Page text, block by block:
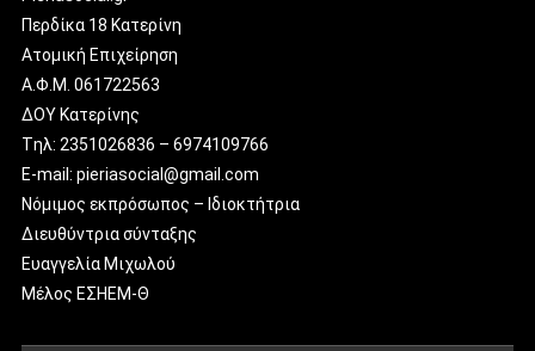
Περδίκα 18 Κατερίνη
Ατομική Επιχείρηση
Α.Φ.Μ. 061722563
ΔΟΥ Κατερίνης
Tηλ: 2351026836 – 6974109766
E-mail: pieriasocial@gmail.com
Νόμιμος εκπρόσωπος – Ιδιοκτήτρια
Διευθύντρια σύνταξης
Ευαγγελία Μιχωλού
Μέλος ΕΣΗΕΜ-Θ